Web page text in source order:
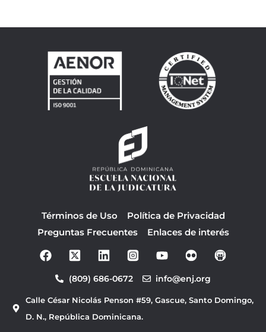
Términos de Uso
Política de Privacidad
Preguntas Frecuentes
Enlaces de interés
F
a
b
o
o
o
t
b
(809) 686-0672 info@enj.org
Calle César Nicolás Penson #59, Gascue, Santo Domingo,
D. N., República Dominicana.